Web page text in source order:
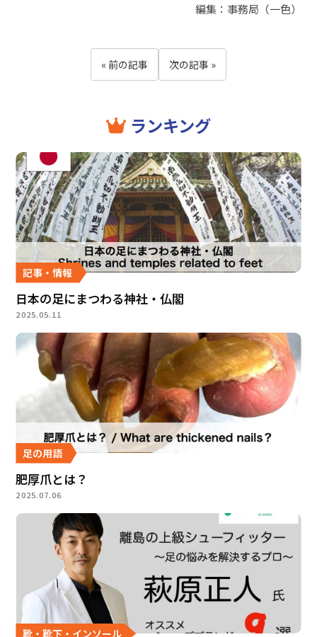
編集：事務局（一色）
« 前の記事 次の記事 »
ランキング
記事・情報
日本の足にまつわる神社・仏閣
2025.05.11
足の用語
肥厚爪とは？
2025.07.06
靴・靴下・インソール